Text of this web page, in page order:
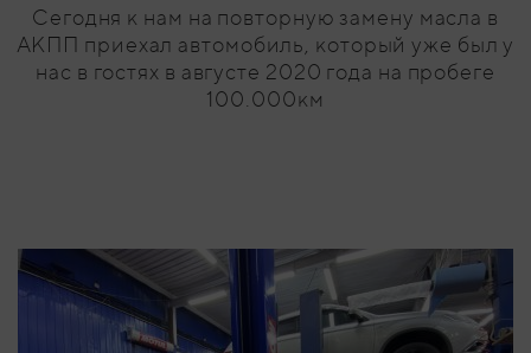
Сегодня к нам на повторную замену масла в
АКПП приехал автомобиль, который уже был у
нас в гостях в августе 2020 года на пробеге
100.000км